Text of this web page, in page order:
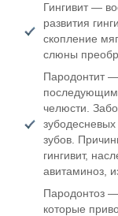
Гингивит —
развития
скопление
слюны
Пародонтит
последующим
челюсти.
зубов.
гингивит,
авитаминоз,
Пародонтоз
которые